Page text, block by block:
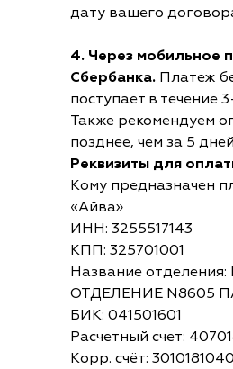
дату вашего
4. Через мобильное
Сбербанка. Платеж
поступает в течение
Также рекомендуем
позднее, чем за 5
Реквизиты для
Кому предназначен
«Айва»
ИНН: 3255517143
КПП: 325701001
Название
ОТДЕЛЕНИЕ N8605
БИК: 041501601
Расчетный счет:
Корр. счёт: